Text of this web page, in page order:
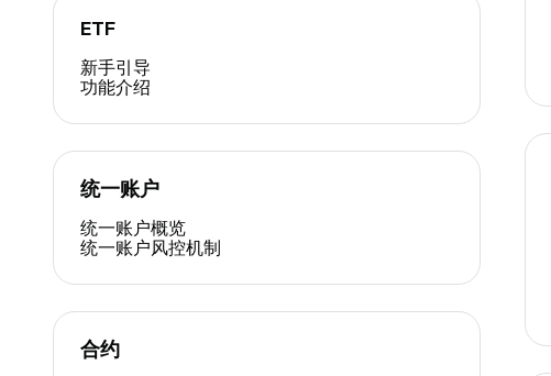
ETF
新手引导
功能介绍
统一账户
统一账户概览
统一账户风控机制
合约